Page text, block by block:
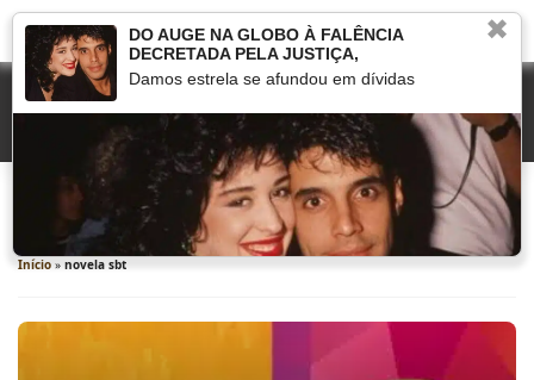
novela sbt
Início » novela sbt
✖
DO AUGE NA GLOBO À FALÊNCIA
DECRETADA PELA JUSTIÇA,
Damos estrela se afundou em dívidas